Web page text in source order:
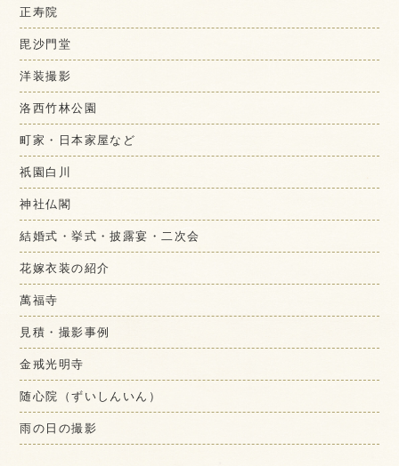
正寿院
毘沙門堂
洋装撮影
洛西竹林公園
町家・日本家屋など
祇園白川
神社仏閣
結婚式・挙式・披露宴・二次会
花嫁衣装の紹介
萬福寺
見積・撮影事例
金戒光明寺
随心院（ずいしんいん）
雨の日の撮影